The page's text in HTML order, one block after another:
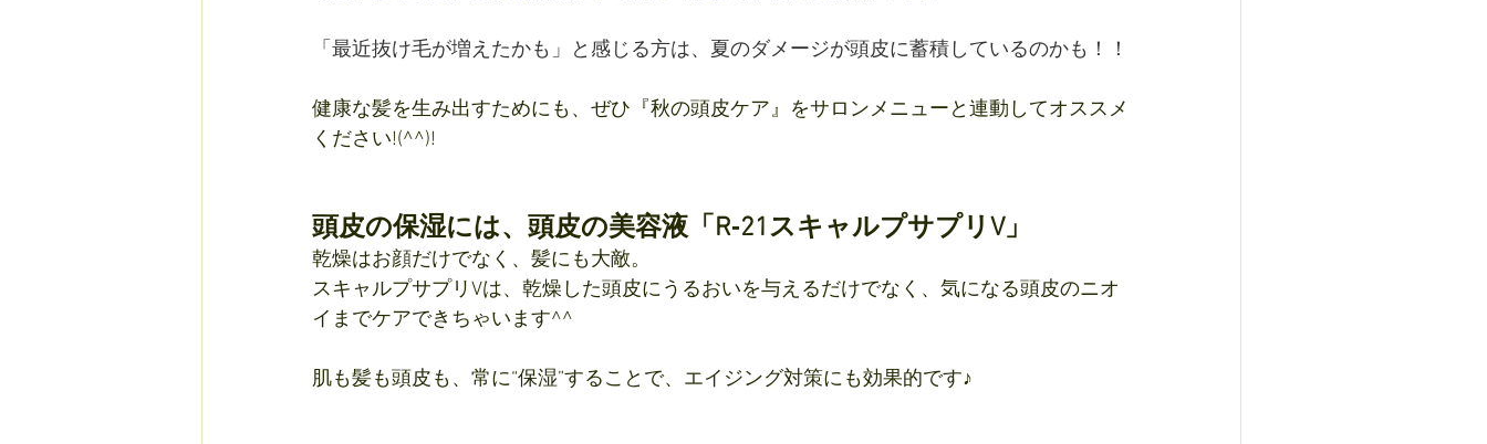
「最近抜け毛が増えたかも」と感じる方は、夏のダメージが頭皮に蓄積しているのかも！！
健康な髪を生み出すためにも、ぜひ『秋の頭皮ケア』をサロンメニューと連動してオススメ
ください!(^^)!
頭皮の保湿には、頭皮の美容液「R‐21スキャルプサプリV」
乾燥はお顔だけでなく、髪にも大敵。
スキャルプサプリVは、乾燥した頭皮にうるおいを与えるだけでなく、気になる頭皮のニオ
イまでケアできちゃいます^^
肌も髪も頭皮も、常に“保湿”することで、エイジング対策にも効果的です♪